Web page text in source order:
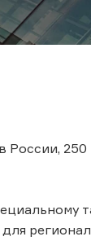
250